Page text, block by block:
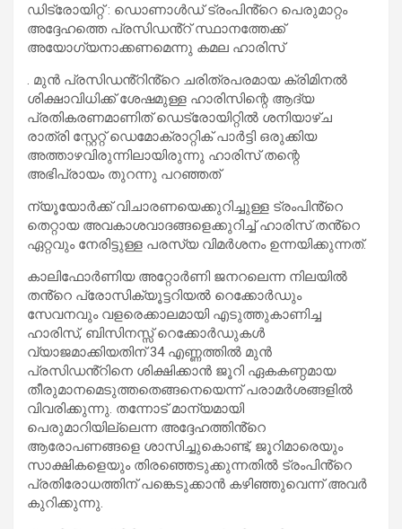
ഡിട്രോയിറ്റ് : ഡൊണാൾഡ് ട്രംപിൻ്റെ പെരുമാറ്റം
അദ്ദേഹത്തെ പ്രസിഡൻ്റ് സ്ഥാനത്തേക്ക്
അയോഗ്യനാക്കണമെന്നു കമല ഹാരിസ്
. മുൻ പ്രസിഡൻ്റിൻ്റെ ചരിത്രപരമായ ക്രിമിനൽ
ശിക്ഷാവിധിക്ക് ശേഷമുള്ള ഹാരിസിന്റെ ആദ്യ
പ്രതികരണമാണിത് ഡെട്രോയിറ്റിൽ ശനിയാഴ്ച
രാത്രി സ്റ്റേറ്റ് ഡെമോക്രാറ്റിക് പാർട്ടി ഒരുക്കിയ
അത്താഴവിരുന്നിലായിരുന്നു ഹാരിസ് തന്റെ
അഭിപ്രായം തുറന്നു പറഞ്ഞത്
ന്യൂയോർക്ക് വിചാരണയെക്കുറിച്ചുള്ള ട്രംപിൻ്റെ
തെറ്റായ അവകാശവാദങ്ങളെക്കുറിച്ച് ഹാരിസ് തൻ്റെ
ഏറ്റവും നേരിട്ടുള്ള പരസ്യ വിമർശനം ഉന്നയിക്കുന്നത്.
കാലിഫോർണിയ അറ്റോർണി ജനറലെന്ന നിലയിൽ
തൻ്റെ പ്രോസിക്യൂട്ടറിയൽ റെക്കോർഡും
സേവനവും വളരെക്കാലമായി എടുത്തുകാണിച്ച
ഹാരിസ്, ബിസിനസ്സ് റെക്കോർഡുകൾ
വ്യാജമാക്കിയതിന് 34 എണ്ണത്തിൽ മുൻ
പ്രസിഡൻ്റിനെ ശിക്ഷിക്കാൻ ജൂറി ഏകകണ്ഠമായ
തീരുമാനമെടുത്തതെങ്ങനെയെന്ന് പരാമർശങ്ങളിൽ
വിവരിക്കുന്നു. തന്നോട് മാന്യമായി
പെരുമാറിയില്ലെന്ന അദ്ദേഹത്തിൻ്റെ
ആരോപണങ്ങളെ ശാസിച്ചുകൊണ്ട്, ജൂറിമാരെയും
സാക്ഷികളെയും തിരഞ്ഞെടുക്കുന്നതിൽ ട്രംപിൻ്റെ
പ്രതിരോധത്തിന് പങ്കെടുക്കാൻ കഴിഞ്ഞുവെന്ന് അവർ
കുറിക്കുന്നു.